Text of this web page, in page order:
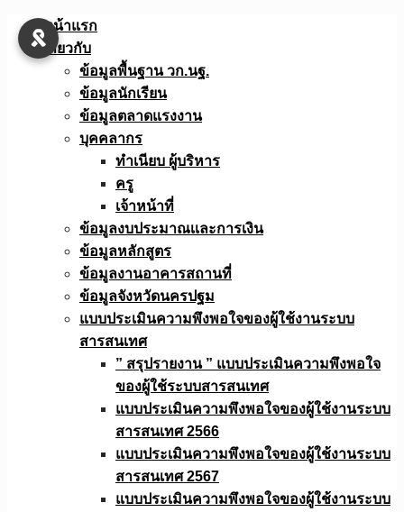
Skip
หน้าแรก
เกี่ยวกับ
ข้อมูลพื้นฐาน วก.นฐ.
ข้อมูลนักเรียน
ข้อมูลตลาดแรงงาน
บุคคลากร
ทำเนียบ ผู้บริหาร
ครู
เจ้าหน้าที่
ข้อมูลงบประมาณเเละการเงิน
ข้อมูลหลักสูตร
ข้อมูลงานอาคารสถานที่
ข้อมูลจังหวัดนครปฐม
แบบประเมินความพึงพอใจของผู้ใช้งานระบบ
สารสนเทศ
” สรุปรายงาน ” แบบประเมินความพึงพอใจ
ของผู้ใช้ระบบสารสนเทศ
แบบประเมินความพึงพอใจของผู้ใช้งานระบบ
สารสนเทศ 2566
แบบประเมินความพึงพอใจของผู้ใช้งานระบบ
สารสนเทศ 2567
แบบประเมินความพึงพอใจของผู้ใช้งานระบบ